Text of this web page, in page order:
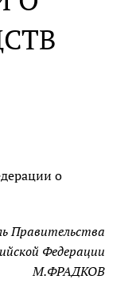
о
Правительства
Федерации
М.ФРАДКОВ